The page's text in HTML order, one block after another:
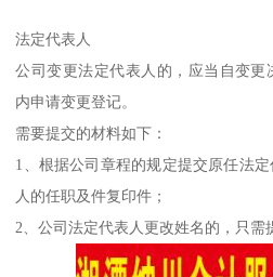
法定代表人
公司变更法定代表人的，应当自变更
内申请变更登记。
需要提交的材料如下：
1、根据公司章程的规定提交原任法
人的任职及件复印件；
2、公司法定代表人更改姓名的，只需